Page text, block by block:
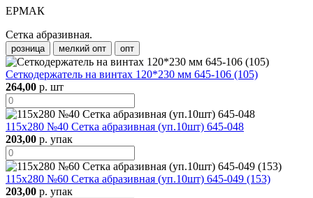
ЕРМАК
Сетка абразивная.
розница мелкий опт опт
Сеткодержатель на винтах 120*230 мм 645-106 (105)
264,00 р. шт
115х280 №40 Сетка абразивная (уп.10шт) 645-048
203,00 р. упак
115х280 №60 Сетка абразивная (уп.10шт) 645-049 (153)
203,00 р. упак